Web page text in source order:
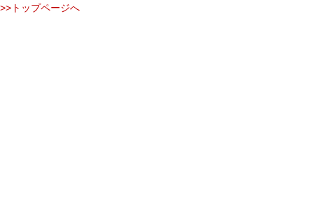
>>トップページへ